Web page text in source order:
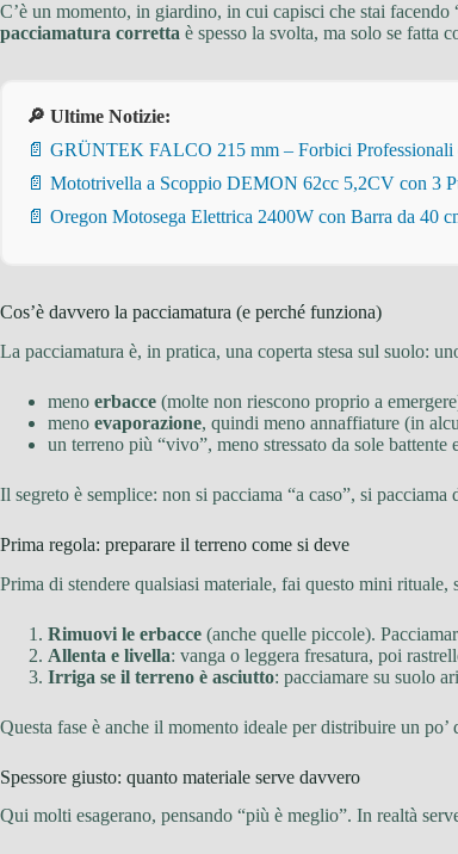
C’è un momento, in giardino, in cui capisci che stai
pacciamatura corretta è spesso la svolta, ma solo se fatta
🔎 Ultime Notizie:
📄 GRÜNTEK FALCO 215 mm – Forbici Professionali
📄 Mototrivella a Scoppio DEMON 62cc 5,2CV con 3
📄 Oregon Motosega Elettrica 2400W con Barra da 40
Cos’è davvero la pacciamatura (e perché funziona)
La pacciamatura è, in pratica, una coperta stesa sul suolo:
meno erbacce (molte non riescono proprio a
meno evaporazione, quindi meno annaffiature (in
un terreno più “vivo”, meno stressato da sole battente
Il segreto è semplice: non si pacciama “a caso”, si pacciama
Prima regola: preparare il terreno come si deve
Prima di stendere qualsiasi materiale, fai questo mini rituale,
Rimuovi le erbacce (anche quelle piccole).
Allenta e livella: vanga o leggera fresatura, poi
Irriga se il terreno è asciutto: pacciamare su suolo
Questa fase è anche il momento ideale per distribuire un
Spessore giusto: quanto materiale serve davvero
Qui molti esagerano, pensando “più è meglio”. In realtà